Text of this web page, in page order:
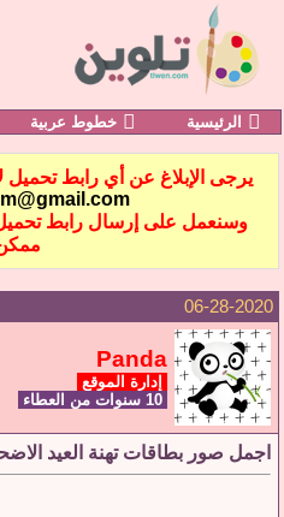
الرئيسية خطوط عربية
يرجى الإبلاغ عن أي رابط تحميل
وسنعمل على إرسال رابط
06-28-2020
Panda
إدارة الموقع
اجمل صور بطاقات تهنة العيد